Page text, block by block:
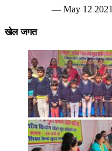
— May 12 2021
खेल जगत